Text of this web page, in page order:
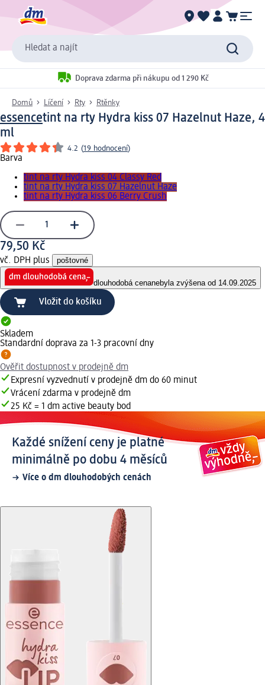
Hledat a najít
Doprava zdarma při nákupu od 1 290 Kč
Domů Líčení Rty Rtěnky
essencetint na rty Hydra kiss 07 Hazelnut Haze, 4
ml
4.2 (19 hodnocení)
Barva
tint na rty Hydra kiss 04 Classy Red
tint na rty Hydra kiss 07 Hazelnut Haze
tint na rty Hydra kiss 06 Berry Crush
79,50 Kč
vč. DPH plus poštovné
dlouhodobá cenanebyla zvýšena od 14.09.2025
Vložit do košíku
Skladem
Standardní doprava za 1-3 pracovní dny
Ověřit dostupnost v prodejně dm
Expresní vyzvednutí v prodejně dm do 60 minut
Vrácení zdarma v prodejně dm
25 Kč = 1 dm active beauty bod
Každé snížení ceny je platné
minimálně po dobu 4 měsíců
Více o dm dlouhodobých cenách